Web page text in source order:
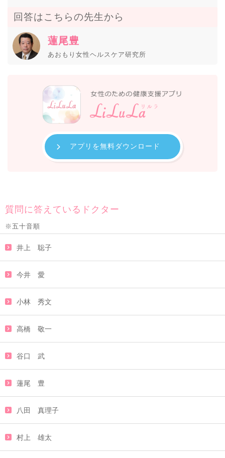
回答はこちらの先生から
蓮尾豊
あおもり女性ヘルスケア研究所
アプリを無料ダウンロード
質問に答えているドクター
※五十音順
井上 聡子
今井 愛
小林 秀文
高橋 敬一
谷口 武
蓮尾 豊
八田 真理子
村上 雄太